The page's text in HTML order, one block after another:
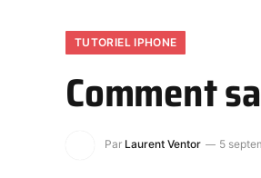
TUTORIEL IPHONE
Comment
Par Laurent Ventor 5